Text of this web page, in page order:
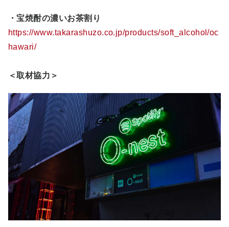
・宝焼酎の濃いお茶割り
https://www.takarashuzo.co.jp/products/soft_alcohol/oc
hawari/
＜取材協力＞